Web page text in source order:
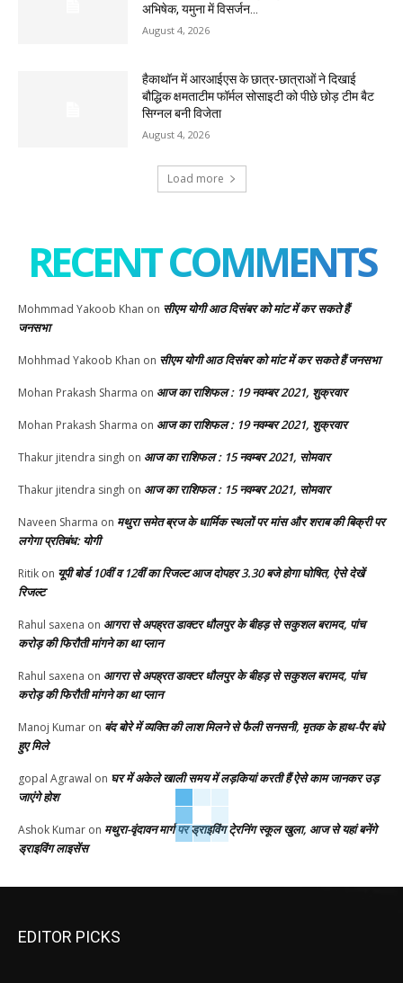
अभिषेक, यमुना में विसर्जन...
August 4, 2026
हैकाथॉन में आरआईएस के छात्र-छात्राओं ने दिखाई
बौद्धिक क्षमताटीम फॉर्मल सोसाइटी को पीछे छोड़ टीम बैट
सिग्नल बनी विजेता
August 4, 2026
Load more
RECENT COMMENTS
Mohmmad Yakoob Khan on सीएम योगी आठ दिसंबर को मांट में कर सकते हैं
जनसभा
Mohhmad Yakoob Khan on सीएम योगी आठ दिसंबर को मांट में कर सकते हैं जनसभा
Mohan Prakash Sharma on आज का राशिफल : 19 नवम्बर 2021, शुक्रवार
Mohan Prakash Sharma on आज का राशिफल : 19 नवम्बर 2021, शुक्रवार
Thakur jitendra singh on आज का राशिफल : 15 नवम्बर 2021, सोमवार
Thakur jitendra singh on आज का राशिफल : 15 नवम्बर 2021, सोमवार
Naveen Sharma on मथुरा समेत ब्रज के धार्मिक स्थलों पर मांस और शराब की बिक्री पर
लगेगा प्रतिबंध: योगी
Ritik on यूपी बोर्ड 10वीं व 12वीं का रिजल्ट आज दोपहर 3.30 बजे होगा घोषित, ऐसे देखें
रिजल्ट
Rahul saxena on आगरा से अपह्रत डाक्टर धौलपुर के बीहड़ से सकुशल बरामद, पांच
करोड़ की फिरौती मांगने का था प्लान
Rahul saxena on आगरा से अपह्रत डाक्टर धौलपुर के बीहड़ से सकुशल बरामद, पांच
करोड़ की फिरौती मांगने का था प्लान
Manoj Kumar on बंद बोरे में व्यक्ति की लाश मिलने से फैली सनसनी, मृतक के हाथ-पैर बंधे
हुए मिले
gopal Agrawal on घर में अकेले खाली समय में लड़कियां करती हैं ऐसे काम जानकर उड़
जाएंगे होश
Ashok Kumar on मथुरा-वृंदावन मार्ग पर ड्राइविंग टे्रनिंग स्कूल खुला, आज से यहां बनेंगे
ड्राइविंग लाइसेंस
EDITOR PICKS